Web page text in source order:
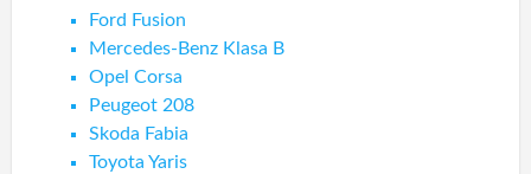
Ford Fusion
Mercedes-Benz Klasa B
Opel Corsa
Peugeot 208
Skoda Fabia
Toyota Yaris